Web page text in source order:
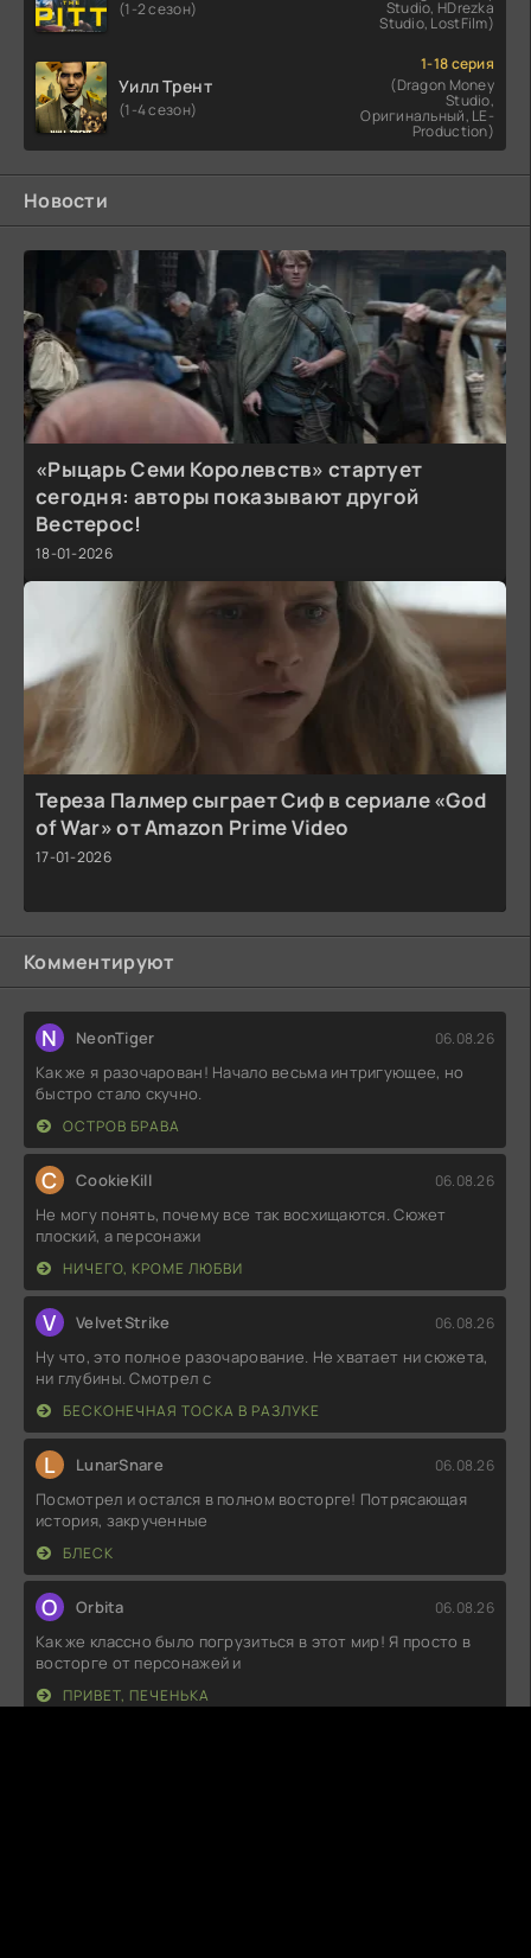
(1-2 сезон) Studio, HDrezka
Studio, LostFilm)
Уилл Трент
(1-4 сезон)
1-18 серия
(Dragon Money
Studio,
Оригинальный, LE-
Production)
Новости
«Рыцарь Семи Королевств» стартует
сегодня: авторы показывают другой
Вестерос!
18-01-2026
Тереза Палмер сыграет Сиф в сериале «God
of War» от Amazon Prime Video
17-01-2026
Комментируют
N NeonTiger 06.08.26
Как же я разочарован! Начало весьма интригующее, но
быстро стало скучно.
ОСТРОВ БРАВА
C CookieKill 06.08.26
Не могу понять, почему все так восхищаются. Сюжет
плоский, а персонажи
НИЧЕГО, КРОМЕ ЛЮБВИ
V VelvetStrike 06.08.26
Ну что, это полное разочарование. Не хватает ни сюжета,
ни глубины. Смотрел с
БЕСКОНЕЧНАЯ ТОСКА В РАЗЛУКЕ
L LunarSnare 06.08.26
Посмотрел и остался в полном восторге! Потрясающая
история, закрученные
БЛЕСК
O Orbita 06.08.26
Как же классно было погрузиться в этот мир! Я просто в
восторге от персонажей и
ПРИВЕТ, ПЕЧЕНЬКА